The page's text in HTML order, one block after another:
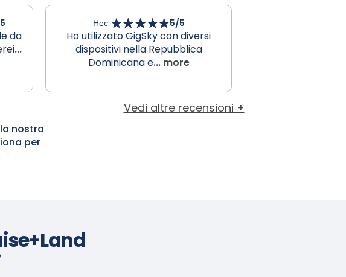
da
...
Нес: 5/5
Ho utilizzato GigSky con diversi
dispositivi nella Repubblica
Dominicana e... more
Vedi altre recensioni +
nostra
per